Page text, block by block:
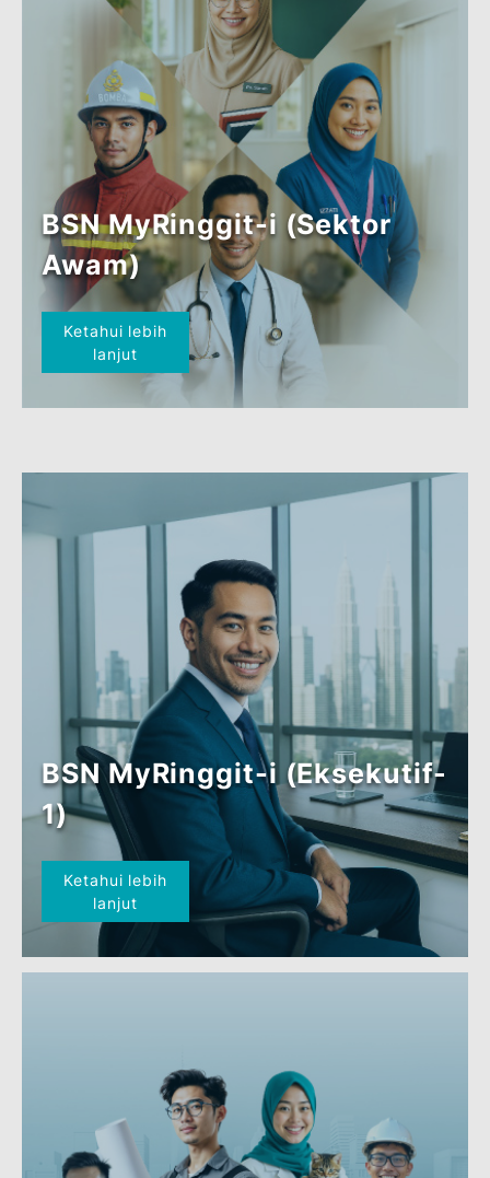
BSN MyRinggit-i
(Financial Institution
Employee (FIE))
Ketahui lebih
lanjut
BSN MyRinggit-i (Sektor
Awam)
Ketahui lebih
lanjut